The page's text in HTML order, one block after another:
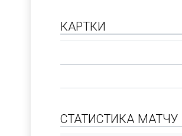
КАРТКИ
СТАТИСТИКА МАТЧУ